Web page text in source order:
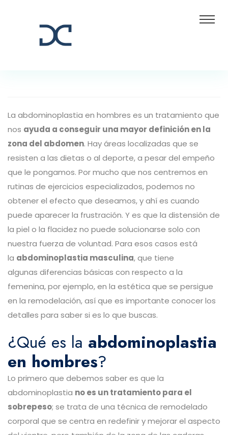
La abdominoplastia en hombres es un tratamiento que
nos ayuda a conseguir una mayor definición en la
zona del abdomen. Hay áreas localizadas que se
resisten a las dietas o al deporte, a pesar del empeño
que le pongamos. Por mucho que nos centremos en
rutinas de ejercicios especializados, podemos no
obtener el efecto que deseamos, y ahí es cuando
puede aparecer la frustración. Y es que la distensión de
la piel o la flacidez no puede solucionarse solo con
nuestra fuerza de voluntad. Para esos casos está
la abdominoplastia masculina, que tiene
algunas diferencias básicas con respecto a la
femenina, por ejemplo, en la estética que se persigue
en la remodelación, así que es importante conocer los
detalles para saber si es lo que buscas.
¿Qué es la abdominoplastia
en hombres?
Lo primero que debemos saber es que la
abdominoplastia no es un tratamiento para el
sobrepeso; se trata de una técnica de remodelado
corporal que se centra en redefinir y mejorar el aspecto